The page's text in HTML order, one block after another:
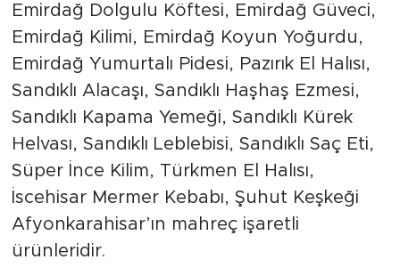
Emirdağ Dolgulu Köftesi, Emirdağ Güveci,
Emirdağ Kilimi, Emirdağ Koyun Yoğurdu,
Emirdağ Yumurtalı Pidesi, Pazırık El Halısı,
Sandıklı Alacaşı, Sandıklı Haşhaş Ezmesi,
Sandıklı Kapama Yemeği, Sandıklı Kürek
Helvası, Sandıklı Leblebisi, Sandıklı Saç Eti,
Süper İnce Kilim, Türkmen El Halısı,
İscehisar Mermer Kebabı, Şuhut Keşkeği
Afyonkarahisar’ın mahreç işaretli
ürünleridir.